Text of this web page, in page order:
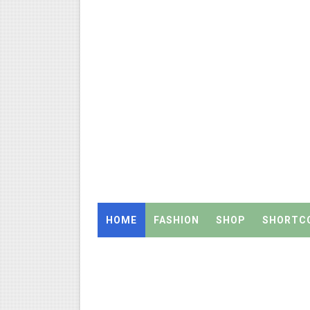
WWF India வழங்கும் Wild
அரசு உதவிபெறும் பள்ளி
ஆடித் திருவாதிரை 2026:
அரசுப் பள்ளியில் கழிவறை
HOME FASHION SHOP